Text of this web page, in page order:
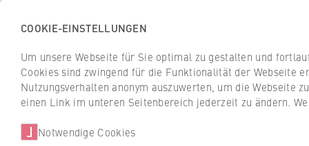
Z
u
r
ü
H
o
c
h
s
h
Z
u
r
ü
Studium Aktuelles
COOKIE-EINSTELLUNGEN
Um unsere Webseite für Sie optimal zu gestalten und
Cookies sind zwingend für die Funktionalität der Webseite
Nutzungsverhalten anonym auszuwerten, um die Webseite
einen Link im unteren Seitenbereich jederzeit zu ändern.
Notwendige Cookies